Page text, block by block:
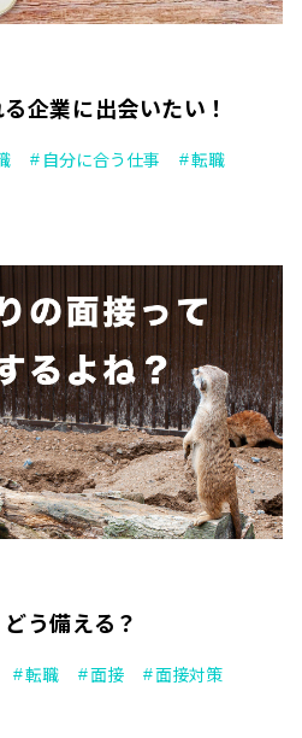
企業に出会いたい！
自分に合う仕事
転職
う備える？
転職 面接 面接対策